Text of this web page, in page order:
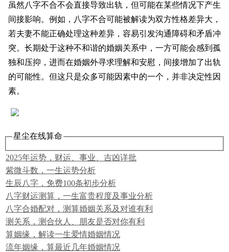
虽然八字不合不会直接导致出轨，但可能在某些情况下产生
间接影响。例如，八字不合可能被解读为双方性格差异大，
若夫妻不能正确处理这种差异，容易引发沟通障碍和矛盾冲
突。长期处于这种不和谐的婚姻关系中，一方可能会感到孤
独和压抑，进而在婚姻外寻求理解和安慰，间接增加了出轨
的可能性。但这只是众多可能因素中的一个，并非决定性因
素。
星尘在线算命
2025年运势，财运、事业、吉凶详批
紫微斗数，一生运势分析
生辰八字，免费100条初步分析
八字财运测算，一生富贵程度及事业分析
八字合婚配对，测算婚姻关系及对谁有利
测关系，测合伙人、朋友是否对你有利
算姻缘，解读一生爱情婚姻情况
流年姻缘，算最近几年婚姻情况